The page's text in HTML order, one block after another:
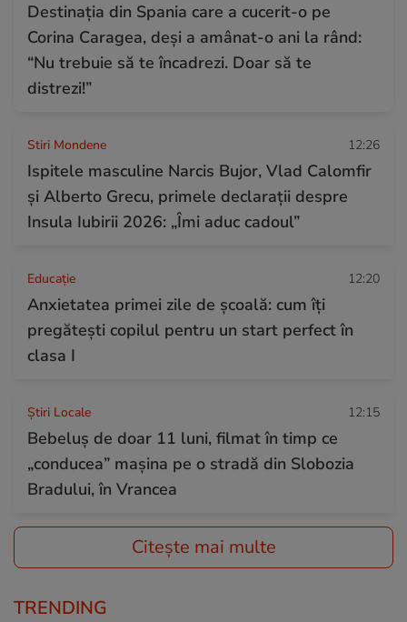
Destinația din Spania care a cucerit-o pe
Corina Caragea, deși a amânat-o ani la rând:
“Nu trebuie să te încadrezi. Doar să te
distrezi!”
Stiri Mondene 12:26
Ispitele masculine Narcis Bujor, Vlad Calomfir
și Alberto Grecu, primele declarații despre
Insula Iubirii 2026: „Îmi aduc cadoul”
Educație 12:20
Anxietatea primei zile de școală: cum îți
pregătești copilul pentru un start perfect în
clasa I
Știri Locale 12:15
Bebeluș de doar 11 luni, filmat în timp ce
„conducea” mașina pe o stradă din Slobozia
Bradului, în Vrancea
Citește mai multe
TRENDING